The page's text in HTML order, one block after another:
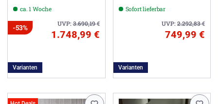
ca. 1 Woche
UVP:3.690,19€
-53%
1.748,99 €
Varianten
Sofort lieferbar
UVP:2.292,83€
749,99 €
Varianten